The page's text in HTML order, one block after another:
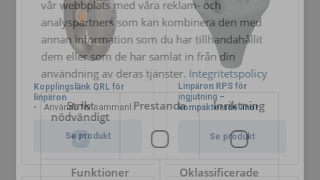
Kopplingslänk QRL för
linpäron
Används för sammanlänkning av linpäron
Se produkt
Linpäron RPS för
ingjutning –
kompakterade linor
Se produkt
vår webbplats med våra reklam- och
analyspartners som kan kombinera den med
annan information som du har tillhandahållit
dem eller som de har samlat in från din
användning av deras tjänster. Integritetspolicy
Strikt
nödvändigt
Prestanda Inriktning
Funktioner Oklassificerade